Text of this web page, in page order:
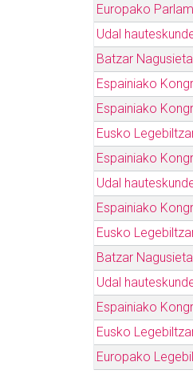
Europako
Udal
Batzar
Espainiako
Espainiako
Eusko
Espainiako
Udal
Espainiako
Eusko
Batzar
Udal
Espainiako
Eusko
Europako